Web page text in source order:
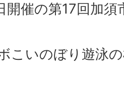
開催の第17回加須
こいのぼり遊泳